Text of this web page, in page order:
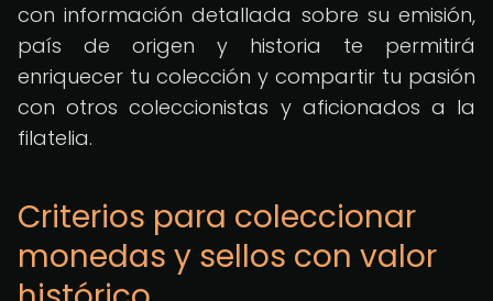
con información detallada sobre su emisión,
país de origen y historia te permitirá
enriquecer tu colección y compartir tu pasión
con otros coleccionistas y aficionados a la
filatelia.
Criterios para coleccionar
monedas y sellos con valor